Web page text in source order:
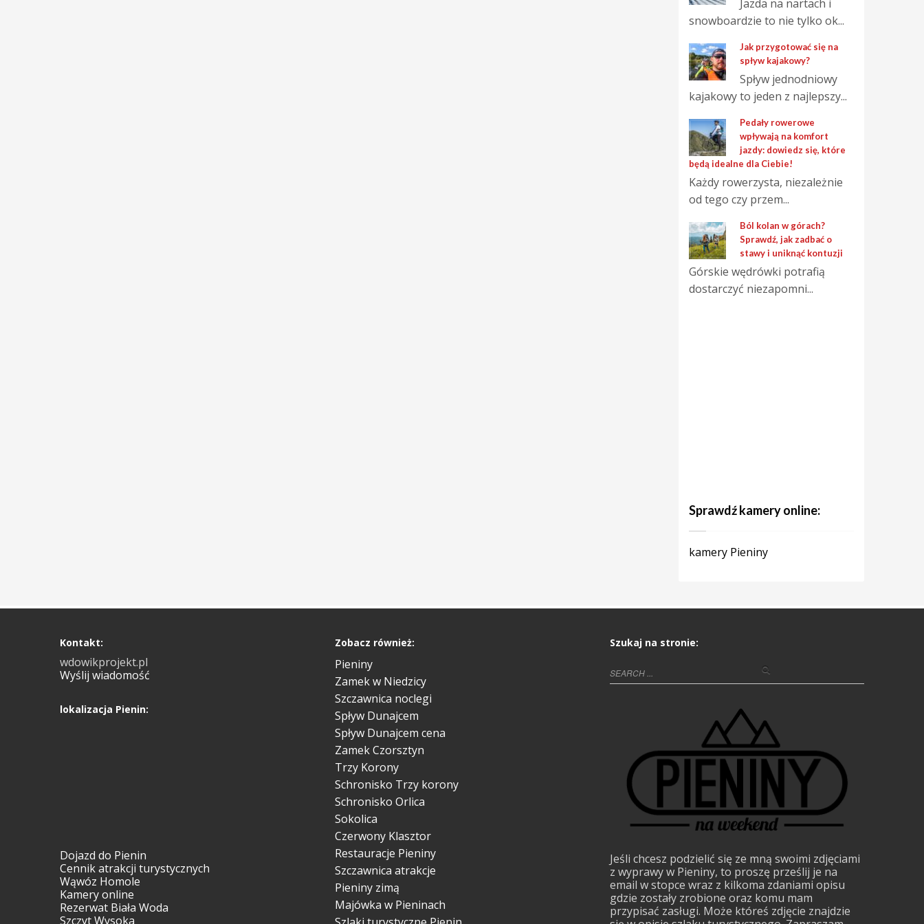
Jazda na nartach i
snowboardzie to nie tylko ok...
Jak przygotować się na
spływ kajakowy?
Spływ jednodniowy
kajakowy to jeden z najlepszy...
Pedały rowerowe
wpływają na komfort
jazdy: dowiedz się, które
będą idealne dla Ciebie!
Każdy rowerzysta, niezależnie
od tego czy przem...
Ból kolan w górach?
Sprawdź, jak zadbać o
stawy i uniknąć kontuzji
Górskie wędrówki potrafią
dostarczyć niezapomni...
Sprawdź kamery online:
kamery Pieniny
Kontakt:
wdowikprojekt.pl
Wyślij wiadomość
lokalizacja Pienin:
Dojazd do Pienin
Cennik atrakcji turystycznych
Wąwóz Homole
Kamery online
Rezerwat Biała Woda
Szczyt Wysoka
Zobacz również:
Pieniny
Zamek w Niedzicy
Szczawnica noclegi
Spływ Dunajcem
Spływ Dunajcem cena
Zamek Czorsztyn
Trzy Korony
Schronisko Trzy korony
Schronisko Orlica
Sokolica
Czerwony Klasztor
Restauracje Pieniny
Szczawnica atrakcje
Pieniny zimą
Majówka w Pieninach
Szukaj na stronie:
Jeśli chcesz podzielić się ze mną swoimi zdjęciami
z wyprawy w Pieniny, to proszę prześlij je na
email w stopce wraz z kilkoma zdaniami opisu
gdzie zostały zrobione oraz komu mam
przypisać zasługi. Może któreś zdjęcie znajdzie